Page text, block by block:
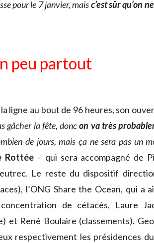
pour le 7 janvier, maisc’est sûr qu’on
peu partout
ligne au bout de 96 heures, son
gâcher la fête, doncon va très
de jours, mais ça ne sera pas un
Rottée – qui sera accompagné de
Le reste du dispositif
l’ONG Share the Ocean, qui a
de cétacés, Laure
et René Boulaire (classements).
respectivement les présidences